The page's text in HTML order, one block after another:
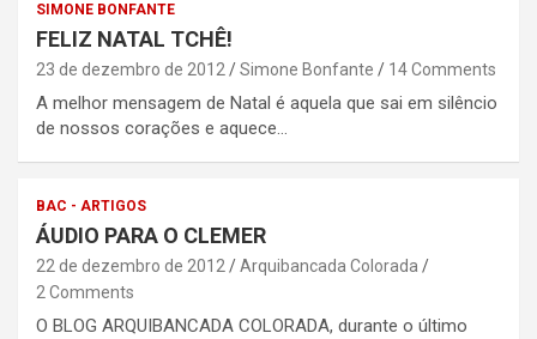
SIMONE BONFANTE
FELIZ NATAL TCHÊ!
23 de dezembro de 2012 Simone Bonfante 14 Comments
A melhor mensagem de Natal é aquela que sai em silêncio
de nossos corações e aquece…
BAC - ARTIGOS
ÁUDIO PARA O CLEMER
22 de dezembro de 2012
Arquibancada Colorada
2 Comments
O BLOG ARQUIBANCADA COLORADA, durante o último